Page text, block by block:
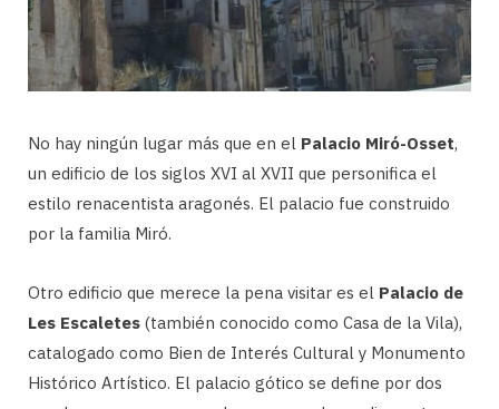
No hay ningún lugar más que en el Palacio Miró-Osset,
un edificio de los siglos XVI al XVII que personifica el
estilo renacentista aragonés. El palacio fue construido
por la familia Miró.
Otro edificio que merece la pena visitar es el Palacio de
Les Escaletes (también conocido como Casa de la Vila),
catalogado como Bien de Interés Cultural y Monumento
Histórico Artístico. El palacio gótico se define por dos